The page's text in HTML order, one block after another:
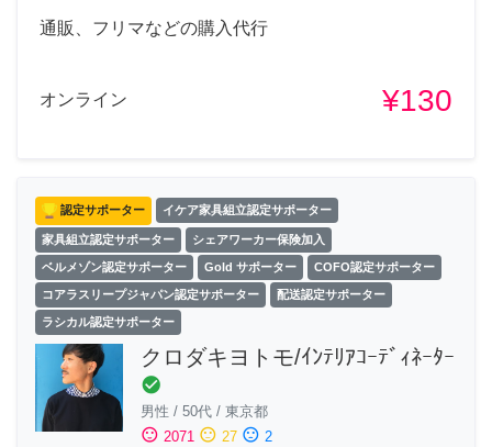
通販、フリマなどの購入代行
オンライン ¥130
認定サポーター イケア家具組立認定サポーター
家具組立認定サポーター シェアワーカー保険加入
ベルメゾン認定サポーター Gold サポーター COFO認定サポーター
コアラスリープジャパン認定サポーター 配送認定サポーター
ラシカル認定サポーター
クロダキヨトモ/ｲﾝﾃﾘｱｺｰﾃﾞｨﾈｰﾀｰ
check_circle
男性 / 50代 / 東京都
sentiment_satisfied 2071 sentiment_neutral 27 sentiment_dissatisfied 2